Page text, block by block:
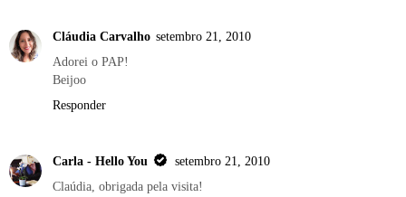
Cláudia Carvalho setembro 21, 2010
Adorei o PAP!
Beijoo
Responder
Carla - Hello You
setembro 21, 2010
Claúdia, obrigada pela visita!